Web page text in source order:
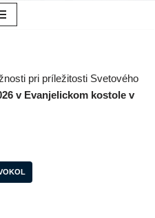
pri príležitosti Svetového
v Evanjelickom kostole v